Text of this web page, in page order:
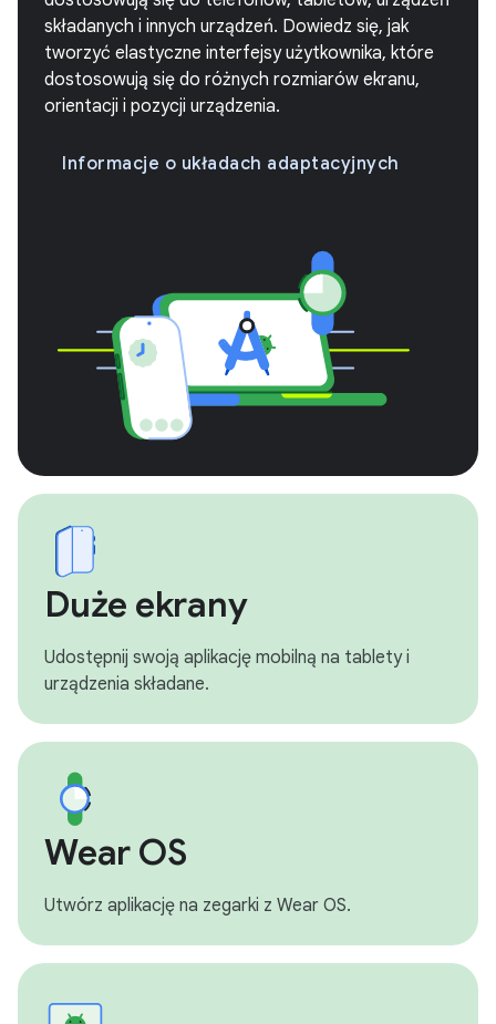
składanych i innych urządzeń. Dowiedz się, jak
tworzyć elastyczne interfejsy użytkownika, które
dostosowują się do różnych rozmiarów ekranu,
orientacji i pozycji urządzenia.
Informacje o układach adaptacyjnych
Duże ekrany
Udostępnij swoją aplikację mobilną na tablety i
urządzenia składane.
Wear OS
Utwórz aplikację na zegarki z Wear OS.